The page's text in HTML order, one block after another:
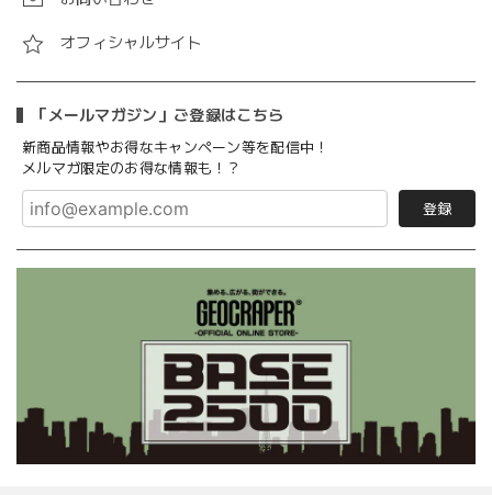
オフィシャルサイト
「メールマガジン」ご登録はこちら
新商品情報やお得なキャンペーン等を配信中！
メルマガ限定のお得な情報も！？
登録